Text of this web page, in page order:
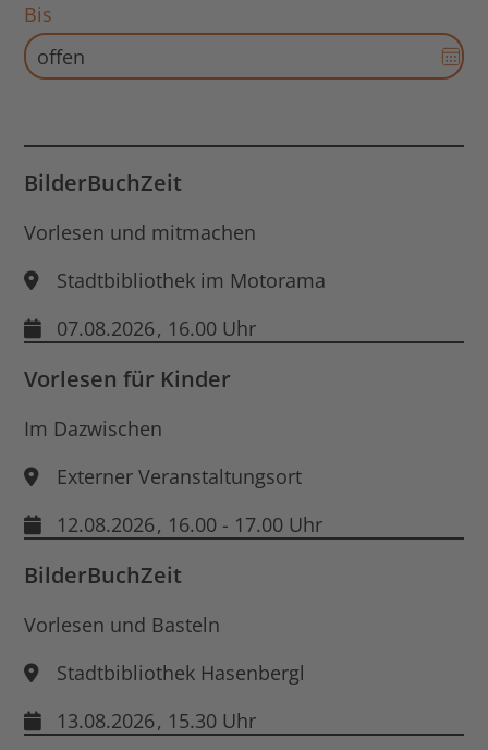
Bis
BilderBuchZeit
Vorlesen und mitmachen
Stadtbibliothek im Motorama
07.08.2026, 16.00 Uhr
Vorlesen für Kinder
Im Dazwischen
Externer Veranstaltungsort
12.08.2026, 16.00 - 17.00 Uhr
BilderBuchZeit
Vorlesen und Basteln
Stadtbibliothek Hasenbergl
13.08.2026, 15.30 Uhr